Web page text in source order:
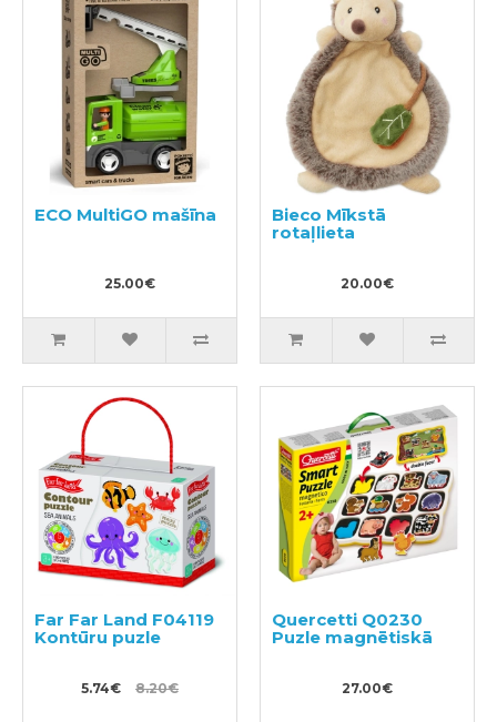
ECO MultiGO mašīna
25.00€
Bieco Mīkstā
rotaļlieta
20.00€
Far Far Land F04119
Kontūru puzle
5.74€ 8.20€
Quercetti Q0230
Puzle magnētiskā
27.00€